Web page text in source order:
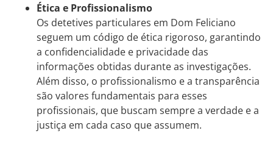
Ética e Profissionalismo
Os detetives particulares em Dom Feliciano
seguem um código de ética rigoroso, garantindo
a confidencialidade e privacidade das
informações obtidas durante as investigações.
Além disso, o profissionalismo e a transparência
são valores fundamentais para esses
profissionais, que buscam sempre a verdade e a
justiça em cada caso que assumem.